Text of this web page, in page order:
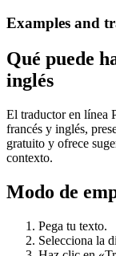
Examples and
Qué puede
inglés
El traductor en línea
francés y inglés,
gratuito y ofrece
contexto.
Modo de
Pega tu texto.
Selecciona la